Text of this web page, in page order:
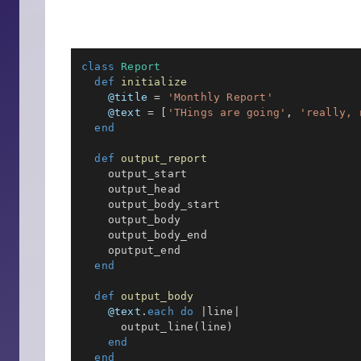
class
Report
def
initialize
@title
=
'Monthly Report'
@text
= 'THings are going' , 'really,
end
def
output_report
    output_start
    output_head
    output_body_start
    output_body
    output_body_end
    oputput_end
end
def
output_body
@text .each do line
      output_line
( line )
end
end